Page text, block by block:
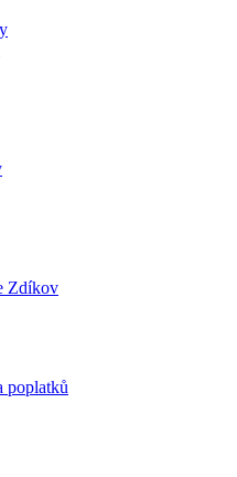
Zdíkov
poplatků